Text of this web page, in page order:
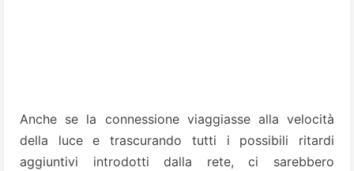
Anche se la connessione viaggiasse alla velocità
della luce e trascurando tutti i possibili ritardi
aggiuntivi introdotti dalla rete, ci sarebbero